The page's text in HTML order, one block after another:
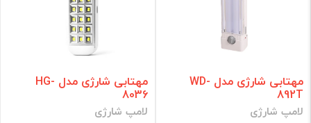
مهتابی شارژی مدل WD-
892T
لامپ شارژی
مهتابی شارژی مدل HG-
8036
لامپ شارژی